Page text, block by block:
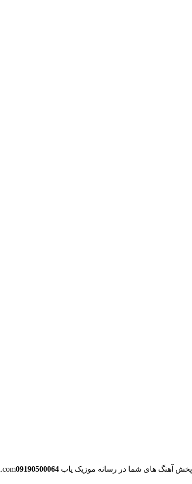
پخش آهنگ های شما در رسانه موزیک یاب musicsyab.ir@gmail.com 09190500064